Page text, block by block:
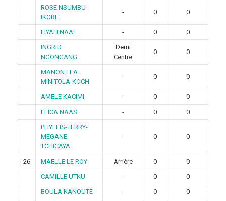
ROSE NSUMBU-
IKORE
- 0 0
LIYAH NAAL - 0
0
INGRID
NGONGANG
Demi
Centre
0 0
MANON LEA
MINITOLA-KOCH
- 0 0
AMELE KACIMI - 0
0
ELICA NAAS
- 0
0
PHYLLIS-TERRY-
MEGANE
TCHICAYA
- 0 0
26 MAELLE LE ROY Arrière 0
0
CAMILLE UTKU
- 0
0
BOULA KANOUTE
- 0 0